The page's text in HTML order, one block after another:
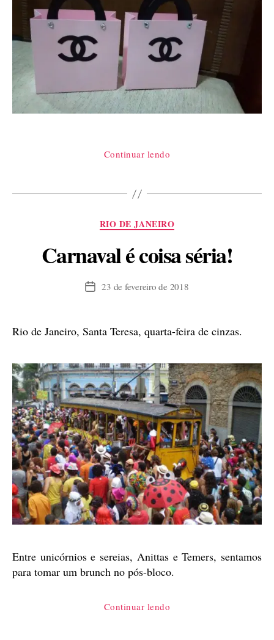
Continuar lendo
Categorias
RIO DE JANEIRO
Carnaval é coisa séria!
Data23 de fevereiro de 2018
Rio de Janeiro, Santa Teresa, quarta-feira de cinzas.
Entre unicórnios e sereias, Anittas e Temers, sentamos
para tomar um brunch no pós-bloco.
Continuar lendo